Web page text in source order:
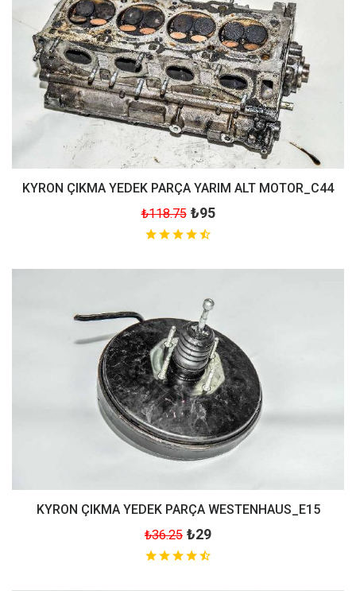
KYRON ÇIKMA YEDEK PARÇA YARIM ALT MOTOR_C44
₺118.75 ₺95
KYRON ÇIKMA YEDEK PARÇA WESTENHAUS_E15
₺36.25 ₺29